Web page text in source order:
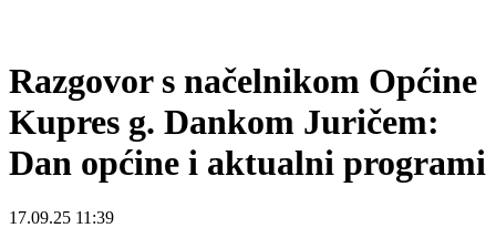
Razgovor s načelnikom Općine
Kupres g. Dankom Juričem:
Dan općine i aktualni programi
17.09.25 11:39